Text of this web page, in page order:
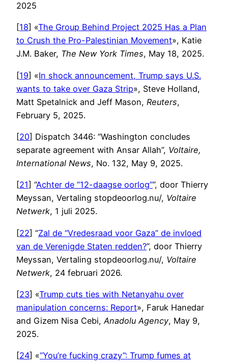
2025
[18] «The Group Behind Project 2025 Has a Plan
to Crush the Pro-Palestinian Movement», Katie
J.M. Baker, The New York Times, May 18, 2025.
[19] «In shock announcement, Trump says U.S.
wants to take over Gaza Strip», Steve Holland,
Matt Spetalnick and Jeff Mason, Reuters,
February 5, 2025.
[20] Dispatch 3446: “Washington concludes
separate agreement with Ansar Allah”, Voltaire,
International News, No. 132, May 9, 2025.
[21] “Achter de “12-daagse oorlog””, door Thierry
Meyssan, Vertaling stopdeoorlog.nu/, Voltaire
Netwerk, 1 juli 2025.
[22] “Zal de “Vredesraad voor Gaza” de invloed
van de Verenigde Staten redden?”, door Thierry
Meyssan, Vertaling stopdeoorlog.nu/, Voltaire
Netwerk, 24 februari 2026.
[23] «Trump cuts ties with Netanyahu over
manipulation concerns: Report», Faruk Hanedar
and Gizem Nisa Cebi, Anadolu Agency, May 9,
2025.
[24] «“You’re fucking crazy”: Trump fumes at